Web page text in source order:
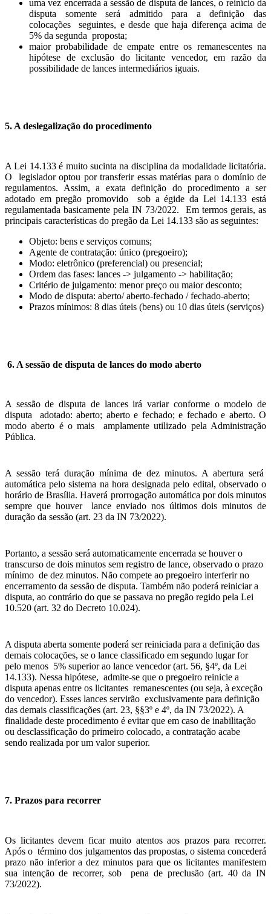
uma vez encerrada a sessão de disputa de lances, o reinício da
disputa somente será admitido para a definição das
colocações seguintes, e desde que haja diferença acima de
5% da segunda proposta;
maior probabilidade de empate entre os remanescentes na
hipótese de exclusão do licitante vencedor, em razão da
possibilidade de lances intermediários iguais.
5. A deslegalização do procedimento
A Lei 14.133 é muito sucinta na disciplina da modalidade licitatória.
O legislador optou por transferir essas matérias para o domínio de
regulamentos. Assim, a exata definição do procedimento a ser
adotado em pregão promovido sob a égide da Lei 14.133 está
regulamentada basicamente pela IN 73/2022. Em termos gerais, as
principais características do pregão da Lei 14.133 são as seguintes:
Objeto: bens e serviços comuns;
Agente de contratação: único (pregoeiro);
Modo: eletrônico (preferencial) ou presencial;
Ordem das fases: lances -> julgamento -> habilitação;
Critério de julgamento: menor preço ou maior desconto;
Modo de disputa: aberto/ aberto-fechado / fechado-aberto;
Prazos mínimos: 8 dias úteis (bens) ou 10 dias úteis (serviços)
6. A sessão de disputa de lances do modo aberto
A sessão de disputa de lances irá variar conforme o modelo de
disputa adotado: aberto; aberto e fechado; e fechado e aberto. O
modo aberto é o mais amplamente utilizado pela Administração
Pública.
A sessão terá duração mínima de dez minutos. A abertura será
automática pelo sistema na hora designada pelo edital, observado o
horário de Brasília. Haverá prorrogação automática por dois minutos
sempre que houver lance enviado nos últimos dois minutos de
duração da sessão (art. 23 da IN 73/2022).
Portanto, a sessão será automaticamente encerrada se houver o
transcurso de dois minutos sem registro de lance, observado o prazo
mínimo de dez minutos. Não compete ao pregoeiro interferir no
encerramento da sessão de disputa. Também não poderá reiniciar a
disputa, ao contrário do que se passava no pregão regido pela Lei
10.520 (art. 32 do Decreto 10.024).
A disputa aberta somente poderá ser reiniciada para a definição das
demais colocações, se o lance classificado em segundo lugar for
pelo menos 5% superior ao lance vencedor (art. 56, §4º, da Lei
14.133). Nessa hipótese, admite-se que o pregoeiro reinicie a
disputa apenas entre os licitantes remanescentes (ou seja, à exceção
do vencedor). Esses lances servirão exclusivamente para definição
das demais classificações (art. 23, §§3º e 4º, da IN 73/2022). A
finalidade deste procedimento é evitar que em caso de inabilitação
ou desclassificação do primeiro colocado, a contratação acabe
sendo realizada por um valor superior.
7. Prazos para recorrer
Os licitantes devem ficar muito atentos aos prazos para recorrer.
Após o término dos julgamentos das propostas, o sistema concederá
prazo não inferior a dez minutos para que os licitantes manifestem
sua intenção de recorrer, sob pena de preclusão (art. 40 da IN
73/2022).